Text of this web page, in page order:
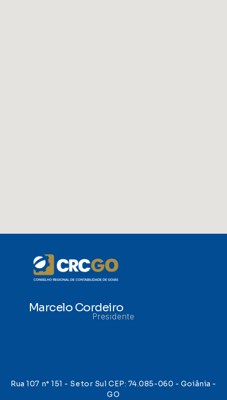
Marcelo Cordeiro
Presidente
Rua 107 n° 151 - Setor Sul CEP: 74.085-060 - Goiânia -
GO